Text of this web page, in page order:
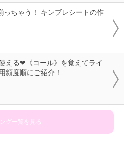
っちゃう！ キンブレシートの作
える❤《コール》を覚えてライ
頻度順にご紹介！
ング一覧を見る